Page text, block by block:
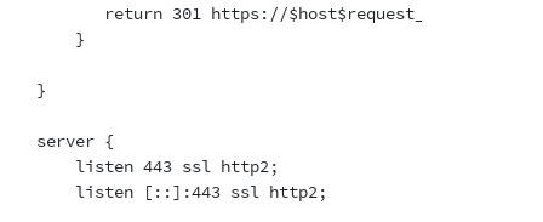
       return 301 https://$host$request_uri;
    }
}
server {
    listen 443 ssl http2;
    listen [::]:443 ssl http2;